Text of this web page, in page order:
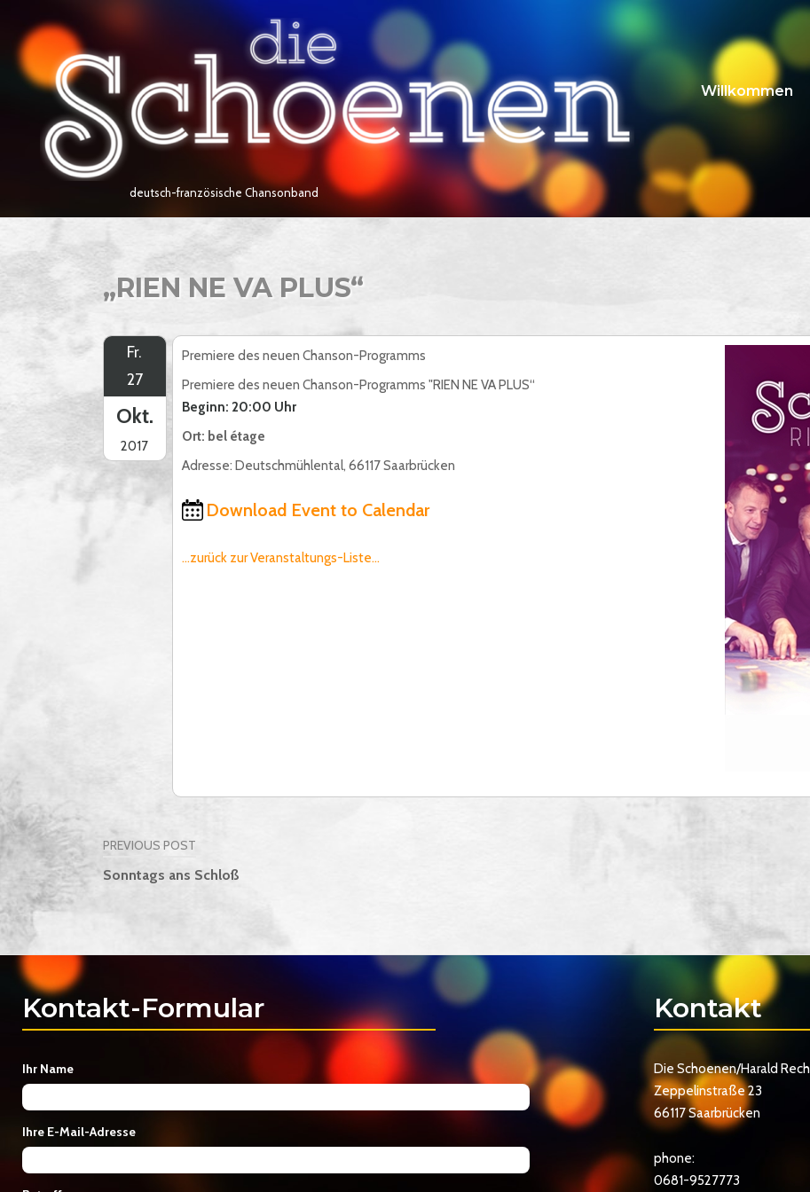
Home
deutsch-französische Chansonband
Willkommen
„RIEN NE VA PLUS“
Fr.
27
Okt.
2017
Premiere des neuen Chanson-Programms
Premiere des neuen Chanson-Programms "RIEN NE VA PLUS“
Beginn: 20:00 Uhr
Ort: bel étage
Adresse: Deutschmühlental, 66117 Saarbrücken
Download Event to Calendar
...zurück zur Veranstaltungs-Liste...
Beitragsnavigation
PREVIOUS POST
Sonntags ans Schloß
Kontakt-Formular
Ihr Name
Ihre E-Mail-Adresse
Kontakt
Die Schoenen/Harald Rech
Zeppelinstraße 23
66117 Saarbrücken
phone:
0681-9527773